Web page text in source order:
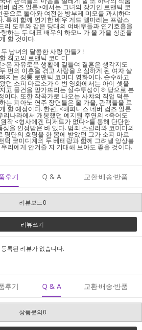
버 컴즈 얼론>에서는 그녀의 장기인 로맨틱 코
으로 돌아와 여전한 방부제 미모를 과시하며
특히 함께 연기한 배우 게드 엘마레는 프랑스
리 도투와 같은 당대의 여배우들과 연기호흡을
하는 두 대표 배우의 하모니가 올 가을 청춘들
할 것이다.
남녀의 달콤한 사랑 만들기!
최고의 로맨틱 코미디
은 자유로운 생활에 길들여 결혼은 생각지도
번의 이혼을 겪고 사랑을 의심하게 된 여자 샬
지는 정통 로맨틱 코미디 영화이다. 순수하고
던 소피 마르소가 이번 영화에서는 아이 셋을
고 물건을 망가뜨리는 실수투성이 허당으로 분
이다. 또한 작곡가로 나오는 사챠의 직업 덕분
는 피아노 연주 장면들은 올 가을, 관객들을 로
할 예정이다. 한편, <해피니스 네버 컴즈 얼론
리나라에서 개봉했던 예지원 주연의 <죽어도
작 <형사에겐 디저트가 없다>를 통해 단단한
을 인정받은 바 있다. 범죄 스릴러와 코미디의
평단의 호평을 한 몸에 받았던 그가 소피 마르
틱 코미디계의 두 베테랑과 함께 그려낼 앙상블
리에게 안겨줄 지 기대해 보아도 좋을 것이다.
후기 Q & A 교환·배송·반품
리뷰보드0
리뷰쓰기
등록된 리뷰가 없습니다.
후기 Q & A 교환·배송·반품
상품문의0